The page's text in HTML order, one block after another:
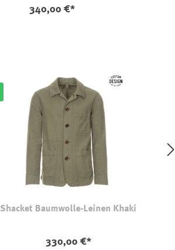
340,00 €*
Shacket Baumwolle-Leinen Khaki
330,00 €*